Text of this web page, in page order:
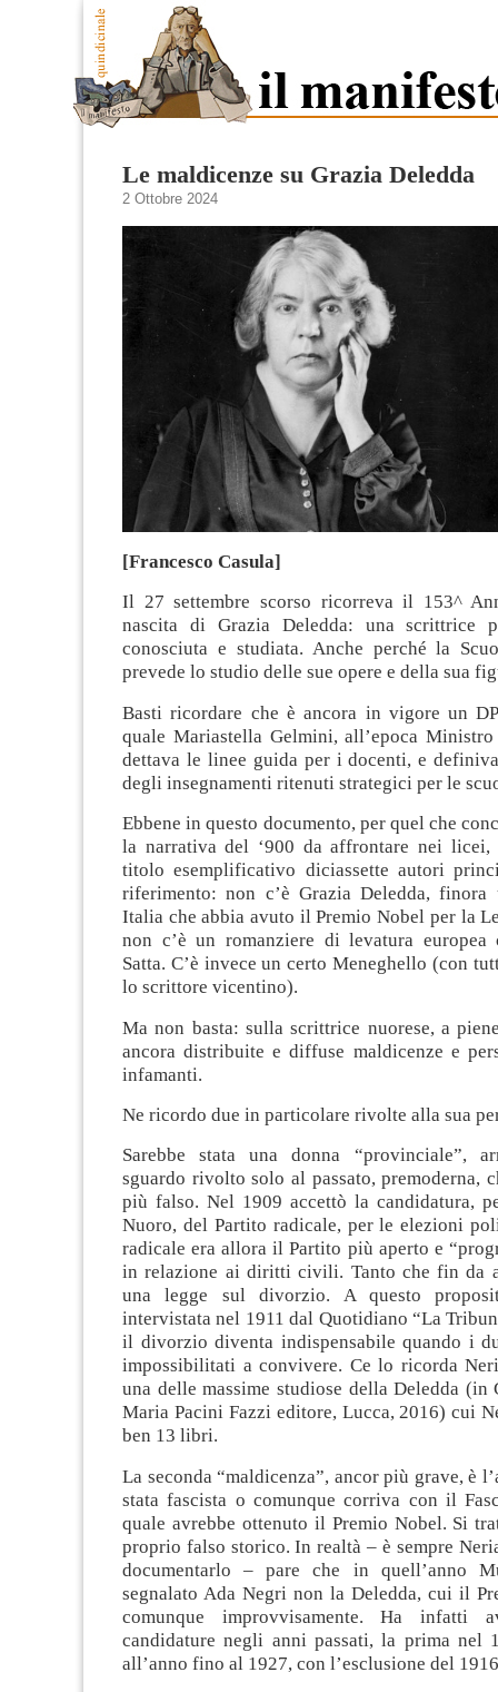
Le maldicenze su Grazia Deledda
2 Ottobre 2024
[Francesco Casula]
Il 27 settembre scorso ricorreva il 153^
nascita di Grazia Deledda: una scrittrice
conosciuta e studiata. Anche perché la
prevede lo studio delle sue opere e della sua
Basti ricordare che è ancora in vigore un
quale Mariastella Gelmini, all’epoca
dettava le linee guida per i docenti, e
degli insegnamenti ritenuti strategici per le
Ebbene in questo documento, per quel che
la narrativa del ‘900 da affrontare nei
titolo esemplificativo diciassette autori
riferimento: non c’è Grazia Deledda, finora
Italia che abbia avuto il Premio Nobel per la
non c’è un romanziere di levatura europea
Satta. C’è invece un certo Meneghello (con
lo scrittore vicentino).
Ma non basta: sulla scrittrice nuorese, a
ancora distribuite e diffuse maldicenze e
infamanti.
Ne ricordo due in particolare rivolte alla sua
Sarebbe stata una donna “provinciale”,
sguardo rivolto solo al passato, premoderna,
più falso. Nel 1909 accettò la candidatura,
Nuoro, del Partito radicale, per le elezioni
radicale era allora il Partito più aperto e
in relazione ai diritti civili. Tanto che fin da
una legge sul divorzio. A questo
intervistata nel 1911 dal Quotidiano “La
il divorzio diventa indispensabile quando i
impossibilitati a convivere. Ce lo ricorda
una delle massime studiose della Deledda (in
Maria Pacini Fazzi editore, Lucca, 2016) cui
ben 13 libri.
La seconda “maldicenza”, ancor più grave, è
stata fascista o comunque corriva con il
quale avrebbe ottenuto il Premio Nobel. Si
proprio falso storico. In realtà – è sempre
documentarlo – pare che in quell’anno
segnalato Ada Negri non la Deledda, cui il
comunque improvvisamente. Ha infatti
candidature negli anni passati, la prima nel
all’anno fino al 1927, con l’esclusione del